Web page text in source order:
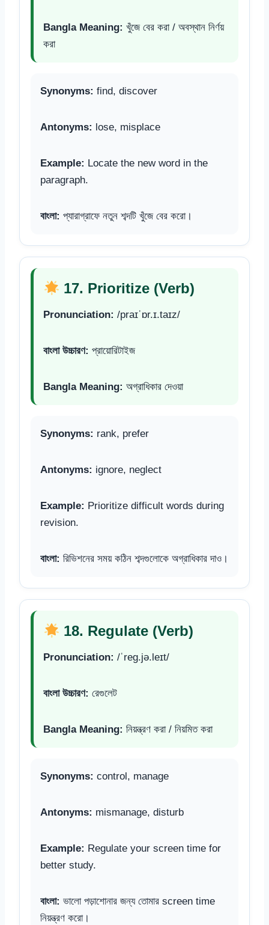
Bangla Meaning: খুঁজে বের করা / অবস্থান নির্ণয়
করা
Synonyms: find, discover
Antonyms: lose, misplace
Example: Locate the new word in the
paragraph.
বাংলা: প্যারাগ্রাফে নতুন শব্দটি খুঁজে বের করো।
17. Prioritize (Verb)
Pronunciation: /praɪˈɒr.ɪ.taɪz/
বাংলা উচ্চারণ: প্রায়োরিটাইজ
Bangla Meaning: অগ্রাধিকার দেওয়া
Synonyms: rank, prefer
Antonyms: ignore, neglect
Example: Prioritize difficult words during
revision.
বাংলা: রিভিশনের সময় কঠিন শব্দগুলোকে অগ্রাধিকার দাও।
18. Regulate (Verb)
Pronunciation: /ˈreɡ.jə.leɪt/
বাংলা উচ্চারণ: রেগুলেট
Bangla Meaning: নিয়ন্ত্রণ করা / নিয়মিত করা
Synonyms: control, manage
Antonyms: mismanage, disturb
Example: Regulate your screen time for
better study.
বাংলা: ভালো পড়াশোনার জন্য তোমার screen time
নিয়ন্ত্রণ করো।